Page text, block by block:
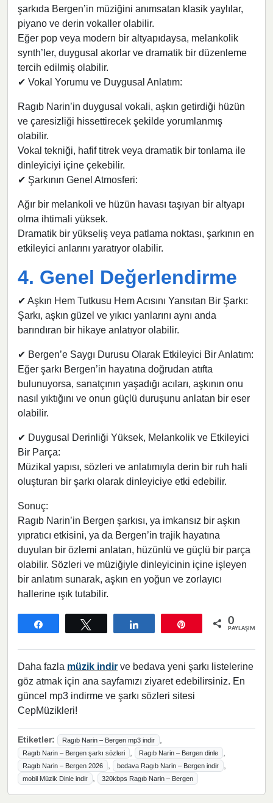
şarkıda Bergen’in müziğini anımsatan klasik yaylılar,
piyano ve derin vokaller olabilir.
Eğer pop veya modern bir altyapıdaysa, melankolik
synth’ler, duygusal akorlar ve dramatik bir düzenleme
tercih edilmiş olabilir.
✔ Vokal Yorumu ve Duygusal Anlatım:
Ragıb Narin’in duygusal vokali, aşkın getirdiği hüzün
ve çaresizliği hissettirecek şekilde yorumlanmış
olabilir.
Vokal tekniği, hafif titrek veya dramatik bir tonlama ile
dinleyiciyi içine çekebilir.
✔ Şarkının Genel Atmosferi:
Ağır bir melankoli ve hüzün havası taşıyan bir altyapı
olma ihtimali yüksek.
Dramatik bir yükseliş veya patlama noktası, şarkının en
etkileyici anlarını yaratıyor olabilir.
4. Genel Değerlendirme
✔ Aşkın Hem Tutkusu Hem Acısını Yansıtan Bir Şarkı:
Şarkı, aşkın güzel ve yıkıcı yanlarını aynı anda
barındıran bir hikaye anlatıyor olabilir.
✔ Bergen’e Saygı Durusu Olarak Etkileyici Bir Anlatım:
Eğer şarkı Bergen’in hayatına doğrudan atıfta
bulunuyorsa, sanatçının yaşadığı acıları, aşkının onu
nasıl yıktığını ve onun güçlü duruşunu anlatan bir eser
olabilir.
✔ Duygusal Derinliği Yüksek, Melankolik ve Etkileyici
Bir Parça:
Müzikal yapısı, sözleri ve anlatımıyla derin bir ruh hali
oluşturan bir şarkı olarak dinleyiciye etki edebilir.
Sonuç:
Ragıb Narin’in Bergen şarkısı, ya imkansız bir aşkın
yıpratıcı etkisini, ya da Bergen’in trajik hayatına
duyulan bir özlemi anlatan, hüzünlü ve güçlü bir parça
olabilir. Sözleri ve müziğiyle dinleyicinin içine işleyen
bir anlatım sunarak, aşkın en yoğun ve zorlayıcı
hallerine ışık tutabilir.
0
PAYLAŞIMLAR
Daha fazla müzik indir ve bedava yeni şarkı listelerine
göz atmak için ana sayfamızı ziyaret edebilirsiniz. En
güncel mp3 indirme ve şarkı sözleri sitesi
CepMüzikleri!
Etiketler: Ragıb Narin – Bergen mp3 indir
Ragıb Narin – Bergen şarkı sözleri Ragıb Narin – Bergen dinle
Ragıb Narin – Bergen 2026 bedava Ragıb Narin – Bergen indir
mobil Müzik Dinle indir 320kbps Ragıb Narin – Bergen